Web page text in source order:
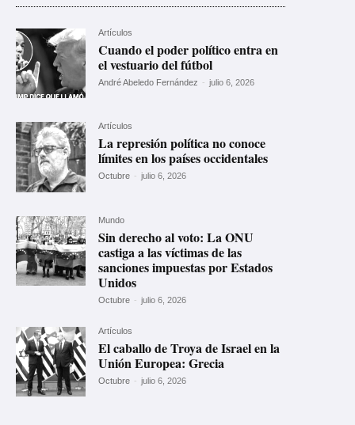
Artículos
Cuando el poder político entra en
el vestuario del fútbol
André Abeledo Fernández - julio 6, 2026
Artículos
La represión política no conoce
límites en los países occidentales
Octubre - julio 6, 2026
Mundo
Sin derecho al voto: La ONU
castiga a las víctimas de las
sanciones impuestas por Estados
Unidos
Octubre - julio 6, 2026
Artículos
El caballo de Troya de Israel en la
Unión Europea: Grecia
Octubre - julio 6, 2026